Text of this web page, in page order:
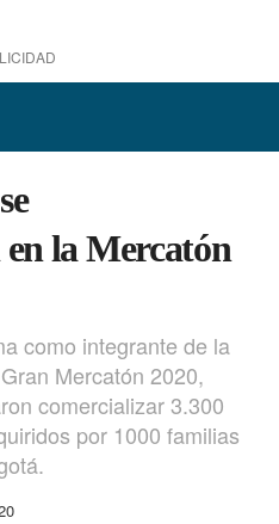
la Mercatón
como integrante de la
Mercatón 2020,
comercializar 3.300
por 1000 familias